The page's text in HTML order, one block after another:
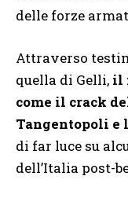
delle forze
Attraverso
quella di Gelli, il
come il crack
Tangentopoli e
di far luce su
dell’Italia post-